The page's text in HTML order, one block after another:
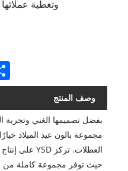
وتغطية
وصف المنتج
بفضل تصميمها الغني وتجربة
مجموعة بالون عيد الميلاد
حيث توفر مجموعة كاملة من